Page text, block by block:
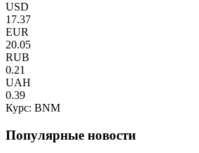
USD
17.37
EUR
20.05
RUB
0.21
UAH
0.39
Курс: BNM
Популярные новости